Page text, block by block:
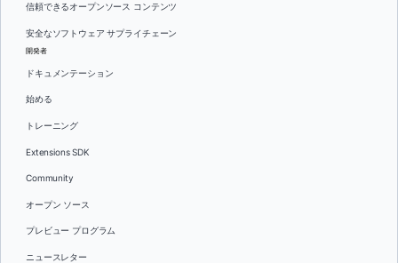
信頼できるオープンソース コンテンツ
安全なソフトウェア サプライチェーン
開発者
ドキュメンテーション
始める
トレーニング
Extensions SDK
Community
オープン ソース
プレビュー プログラム
ニュースレター